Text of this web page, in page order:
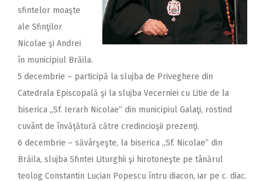
sfintelor moaşte
ale Sfinţilor
Nicolae şi Andrei
în municipiul Brăila.
5 decembrie – participă la slujba de Priveghere din
Catedrala Episcopală şi la slujba Vecerniei cu Litie de la
biserica „Sf. Ierarh Nicolae“ din municipiul Galaţi, rostind
cuvânt de învăţătură către credincioşii prezenţi.
6 decembrie – săvârşeşte, la biserica ,,Sf. Nicolae” din
Brăila, slujba Sfintei Liturghii şi hirotoneşte pe tânărul
teolog Constantin Lucian Popescu întru diacon, iar pe c. diac.